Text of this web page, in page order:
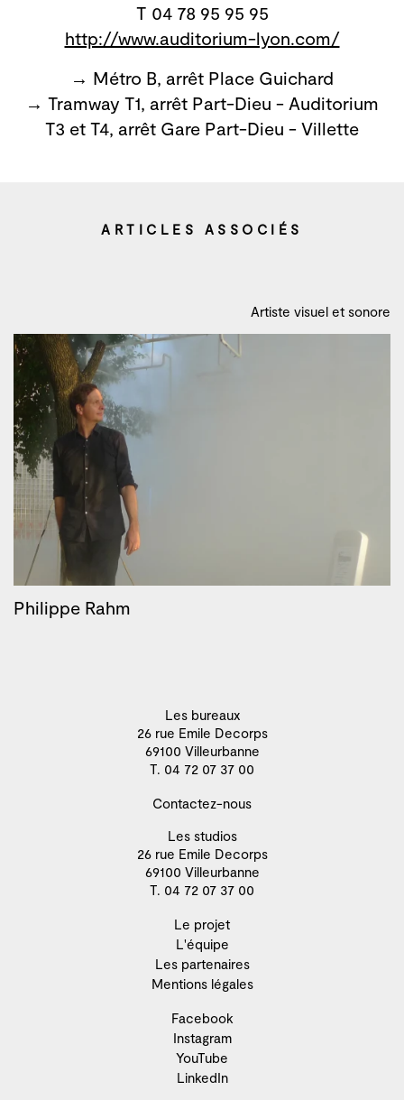
T 04 78 95 95 95
http://www.auditorium-lyon.com/
→ Métro B, arrêt Place Guichard
→ Tramway T1, arrêt Part-Dieu - Auditorium
T3 et T4, arrêt Gare Part-Dieu - Villette
ARTICLES ASSOCIÉS
Artiste visuel et sonore
Philippe Rahm
Les bureaux
26 rue Emile Decorps
69100 Villeurbanne
T. 04 72 07 37 00
Contactez-nous
Les studios
26 rue Emile Decorps
69100 Villeurbanne
T. 04 72 07 37 00
Le projet
L'équipe
Les partenaires
Mentions légales
Facebook
Instagram
YouTube
LinkedIn